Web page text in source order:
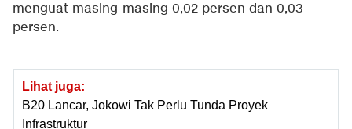
menguat masing-masing 0,02 persen dan 0,03
persen.
Lihat juga:
B20 Lancar, Jokowi Tak Perlu Tunda Proyek
Infrastruktur